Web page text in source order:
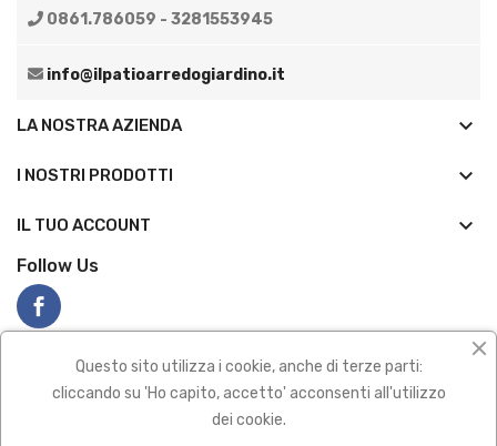
0861.786059 - 3281553945
info@ilpatioarredogiardino.it
LA NOSTRA AZIENDA keyboard_arrow_down
I NOSTRI PRODOTTI keyboard_arrow_down
IL TUO ACCOUNT 
Follow Us
Questo sito utilizza i cookie, anche di terze parti:
cliccando su 'Ho capito, accetto' acconsenti all'utilizzo
dei cookie.